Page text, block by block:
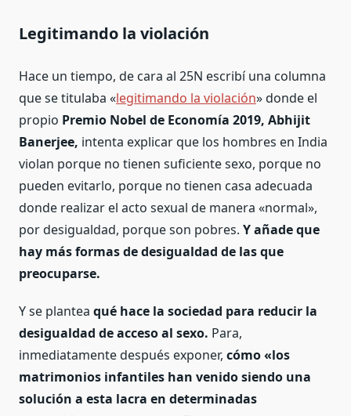
Legitimando la violación
Hace un tiempo, de cara al 25N escribí una columna
que se titulaba «legitimando la violación» donde el
propio Premio Nobel de Economía 2019, Abhijit
Banerjee, intenta explicar que los hombres en India
violan porque no tienen suficiente sexo, porque no
pueden evitarlo, porque no tienen casa adecuada
donde realizar el acto sexual de manera «normal»,
por desigualdad, porque son pobres. Y añade que
hay más formas de desigualdad de las que
preocuparse.
Y se plantea qué hace la sociedad para reducir la
desigualdad de acceso al sexo. Para,
inmediatamente después exponer, cómo «los
matrimonios infantiles han venido siendo una
solución a esta lacra en determinadas